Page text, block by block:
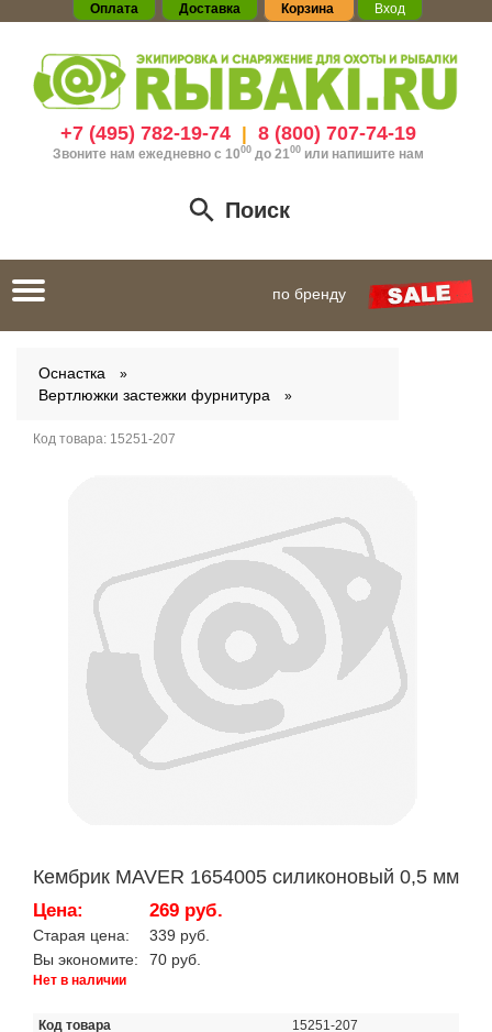
Оплата Доставка Корзина Вход
+7 (495) 782-19-74| 8 (800) 707-74-19
Звоните нам ежедневно с 1000до 21 00 или напишите нам
Поиск
Toggle
navigation
по бренду
Оснастка
Вертлюжки застежки фурнитура
Код товара: 15251-207
Кембрик MAVER 1654005 силиконовый 0,5 мм
Цена: 269 руб.
Старая цена:
339 руб.
Вы экономите:
70 руб.
Нет в наличии
Код товара
15251-207